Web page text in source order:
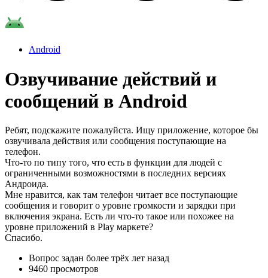
Android
Озвучивание действий и
сообщений в Android
Ребят, подскажите пожалуйста. Ищу приложение, которое бы
озвучивала действия или сообщения поступающие на
телефон.
Что-то по типу того, что есть в функции для людей с
ограниченными возможностями в последних версиях
Андроида.
Мне нравится, как там телефон читает все поступающие
сообщения и говорит о уровне громкости и зарядки при
включения экрана. Есть ли что-то такое или похожее на
уровне приложений в Play маркете?
Спасибо.
Вопрос задан более трёх лет назад
9460 просмотров